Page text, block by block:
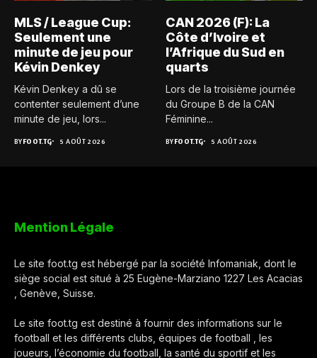
MLS / League Cup:
Seulement une
minute de jeu pour
Kévin Denkey
Kévin Denkey a dû se
contenter seulement d’une
minute de jeu, lors...
BYFOOT.TG 5 AOÛT 2026
CAN 2026 (F): La
Côte d’Ivoire et
l’Afrique du Sud en
quarts
Lors de la troisième journée
du Groupe B de la CAN
Féminine...
BYFOOT.TG 5 AOÛT 2026
Mention Légale
Le site foot.tg est hébergé par la société Infomaniak, dont le
siège social est situé à 25 Eugène-Marziano 1227 Les Acacias
, Genève, Suisse.
Le site foot.tg est destiné à fournir des informations sur le
football et les différents clubs, équipes de football , les
joueurs, l’économie du football, la santé du sportif et les